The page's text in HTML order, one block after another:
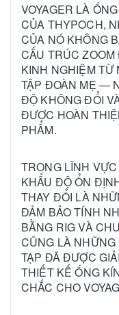
VOYAGER LÀ
CỦA THYPOCH,
CỦA NÓ KHÔNG
CẤU TRÚC
KINH NGHIỆM TỪ
TẬP ĐOÀN MẸ —
ĐỘ KHÔNG ĐỔI
ĐƯỢC HOÀN
PHẨM.
TRONG LĨNH
KHẨU ĐỘ ỔN
THAY ĐỔI LÀ
ĐẢM BẢO TÍNH
BẰNG RIG VÀ
CŨNG LÀ NHỮNG
TẠP ĐÃ ĐƯỢC
THIẾT KẾ ỐNG
CHẮC CHO